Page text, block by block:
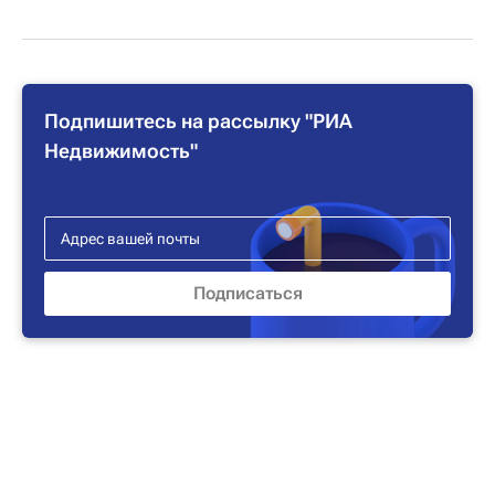
Подпишитесь на рассылку "РИА
Недвижимость"